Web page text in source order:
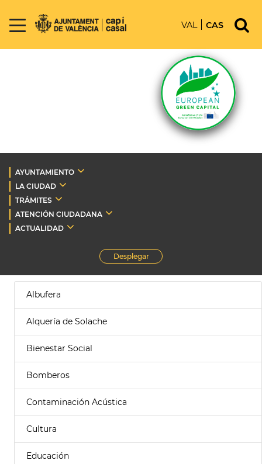
VAL CAS
AYUNTAMIENTO
LA CIUDAD
TRÁMITES
ATENCIÓN CIUDADANA
ACTUALIDAD
Desplegar
Albufera
Alquería de Solache
Bienestar Social
Bomberos
Contaminación Acústica
Cultura
Educación